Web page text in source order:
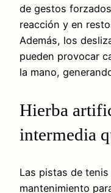
de gestos
reacción y en
Además, los
pueden provocar
la mano,
Hierba
intermedia
Las pistas de
mantenimiento